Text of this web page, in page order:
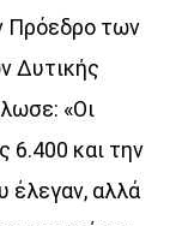
Πρόεδρο των
Δυτικής
«Οι
6.400 και την
έλεγαν, αλλά